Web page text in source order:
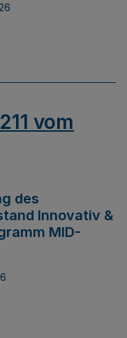
vom
des
Innovativ &
MID-